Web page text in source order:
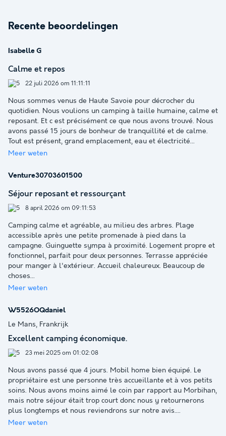
Recente beoordelingen
Isabelle G
Calme et repos
22 juli 2026 om 11:11:11
Nous sommes venus de Haute Savoie pour décrocher du
quotidien. Nous voulions un camping à taille humaine, calme et
reposant. Et c est précisément ce que nous avons trouvé. Nous
avons passé 15 jours de bonheur de tranquillité et de calme.
Tout est présent, grand emplacement, eau et électricité...
Meer weten
Venture30703601500
Séjour reposant et ressourçant
8 april 2026 om 09:11:53
Camping calme et agréable, au milieu des arbres. Plage
accessible après une petite promenade à pied dans la
campagne. Guinguette sympa à proximité. Logement propre et
fonctionnel, parfait pour deux personnes. Terrasse appréciée
pour manger à l'extérieur. Accueil chaleureux. Beaucoup de
choses...
Meer weten
W5526OQdaniel
Le Mans, Frankrijk
Excellent camping économique.
23 mei 2025 om 01:02:08
Nous avons passé que 4 jours. Mobil home bien équipé. Le
propriétaire est une personne très accueillante et à vos petits
soins. Nous avons moins aimé le coin par rapport au Morbihan,
mais notre séjour était trop court donc nous y retournerons
plus longtemps et nous reviendrons sur notre avis....
Meer weten